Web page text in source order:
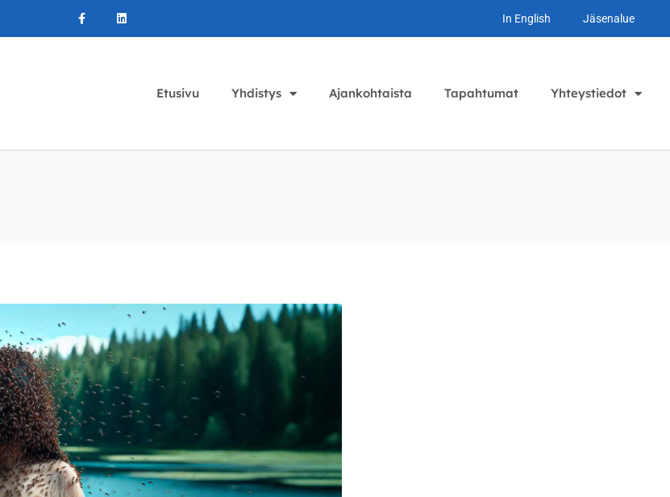
In English Jäsenalue
Etusivu Yhdistys Ajankohtaista Tapahtumat Yhteystiedot